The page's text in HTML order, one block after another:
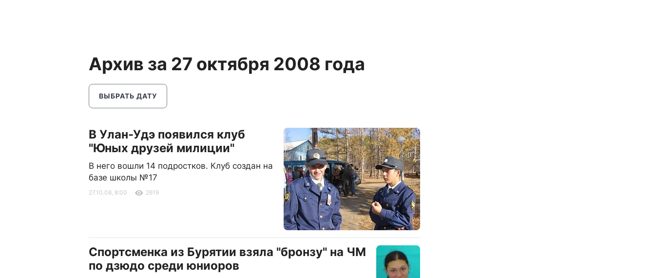
Архив за 27 октября 2008 года
ВЫБРАТЬ ДАТУ
В Улан-Удэ появился клуб
"Юных друзей милиции"
В него вошли 14 подростков. Клуб создан на
базе школы №17
27.10.08, 8:00 2619
Спортсменка из Бурятии взяла "бронзу" на ЧМ
по дзюдо среди юниоров